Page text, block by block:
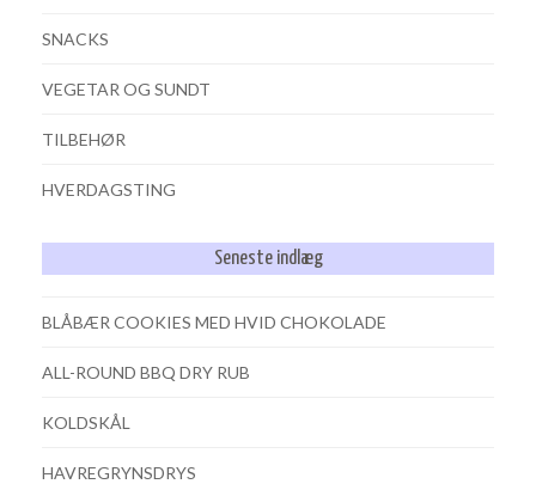
SNACKS
VEGETAR OG SUNDT
TILBEHØR
HVERDAGSTING
Seneste indlæg
BLÅBÆR COOKIES MED HVID CHOKOLADE
ALL-ROUND BBQ DRY RUB
KOLDSKÅL
HAVREGRYNSDRYS